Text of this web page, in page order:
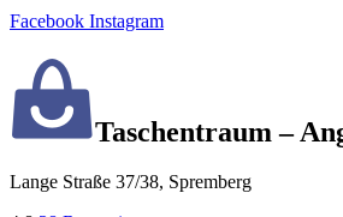
Facebook Instagram
Taschentraum –
Lange Straße 37/38, Spremberg